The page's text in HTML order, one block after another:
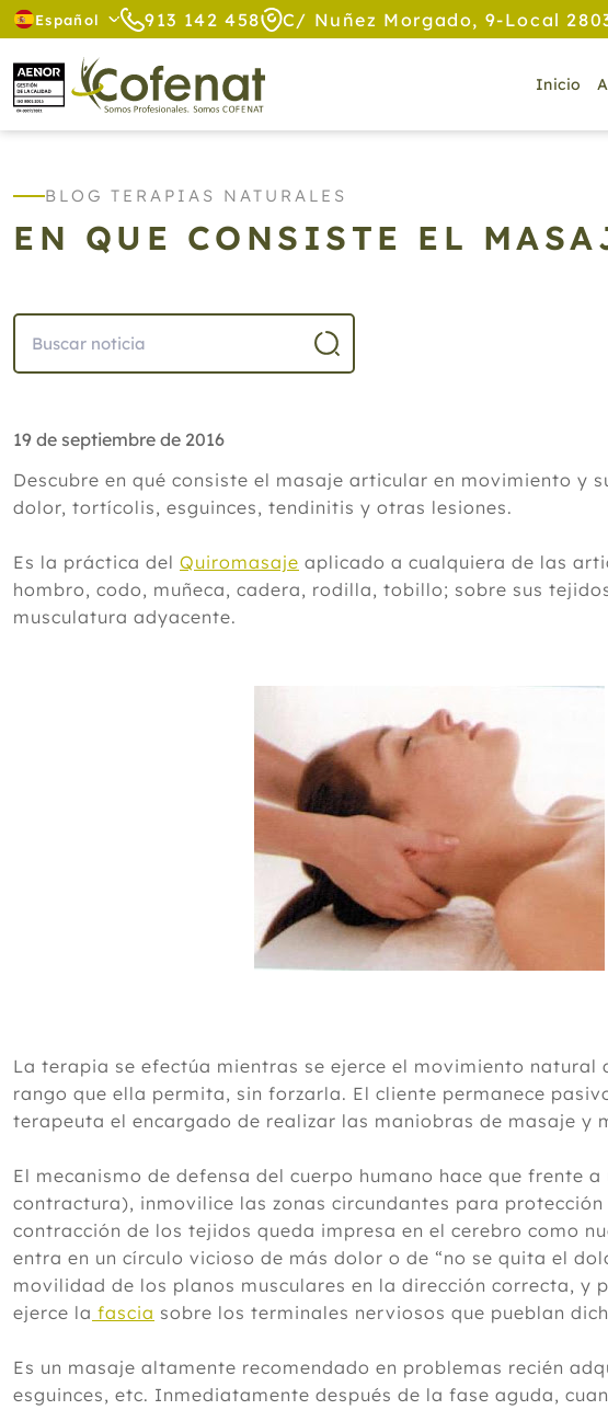
Español 913 142 458 C/ Nuñez Morgado, 9-Local
Inicio
BLOG TERAPIAS NATURALES
EN QUE CONSISTE EL
19 de septiembre de 2016
Descubre en qué consiste el masaje articular en movimiento y
dolor, tortícolis, esguinces, tendinitis y otras lesiones.
Es la práctica del Quiromasaje aplicado a cualquiera de las
hombro, codo, muñeca, cadera, rodilla, tobillo; sobre sus
musculatura adyacente.
La terapia se efectúa mientras se ejerce el movimiento natural
rango que ella permita, sin forzarla. El cliente permanece
terapeuta el encargado de realizar las maniobras de masaje y
El mecanismo de defensa del cuerpo humano hace que frente
contractura), inmovilice las zonas circundantes para protección
contracción de los tejidos queda impresa en el cerebro como
entra en un círculo vicioso de más dolor o de “no se quita el
movilidad de los planos musculares en la dirección correcta, y
ejerce la fascia sobre los terminales nerviosos que pueblan
Es un masaje altamente recomendado en problemas recién
esguinces, etc. Inmediatamente después de la fase aguda,